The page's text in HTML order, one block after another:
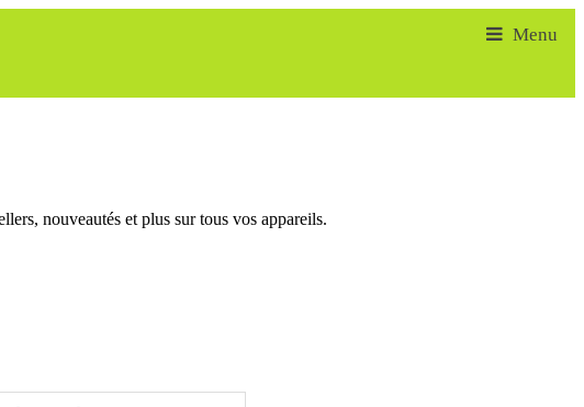
nouveautés et plus sur tous vos appareils.